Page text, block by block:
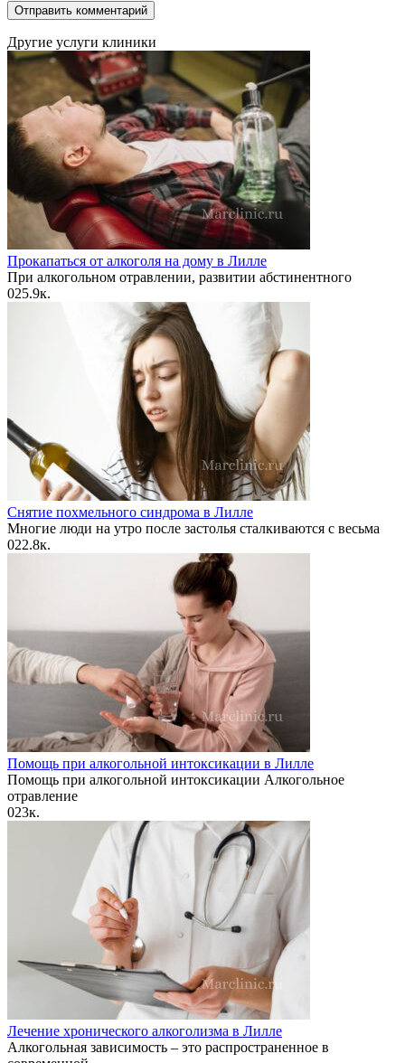
Другие услуги клиники
Прокапаться от алкоголя на дому в Лилле
При алкогольном отравлении, развитии абстинентного
025.9к.
Снятие похмельного синдрома в Лилле
Многие люди на утро после застолья сталкиваются с весьма
022.8к.
Помощь при алкогольной интоксикации в Лилле
Помощь при алкогольной интоксикации Алкогольное
отравление
023к.
Лечение хронического алкоголизма в Лилле
Алкогольная зависимость – это распространенное в